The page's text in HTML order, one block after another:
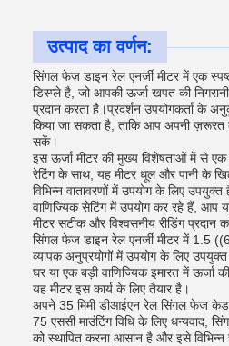
उत्पाद का वर्णन:
सिंगल फेज डाइन रेल एनर्जी मीटर में एक
डिस्प्ले है, जो आपकी ऊर्जा खपत की
प्रदान करता है।प्रदर्शन उपयोगकर्ता के
किया जा सकता है, ताकि आप अपनी ज़रूरत
सकें।
इस ऊर्जा मीटर की मुख्य विशेषताओं में से
रेटिंग के साथ, यह मीटर धूल और पानी के
विभिन्न वातावरणों में उपयोग के लिए
वाणिज्यिक सेटिंग में उपयोग कर रहे हैं, आप
मीटर सटीक और विश्वसनीय रीडिंग प्रदान
सिंगल फेज डाइन रेल एनर्जी मीटर में 1.5
व्यापक अनुप्रयोगों में उपयोग के लिए
घर या एक बड़ी वाणिज्यिक इमारत में ऊर्जा
यह मीटर इस कार्य के लिए तैयार है।
अपने 35 मिमी डीआईएन रेल सिंगल फेज
75 एससी माउंटिंग विधि के लिए धन्यवाद,
को स्थापित करना आसान है और इसे विभिन्न